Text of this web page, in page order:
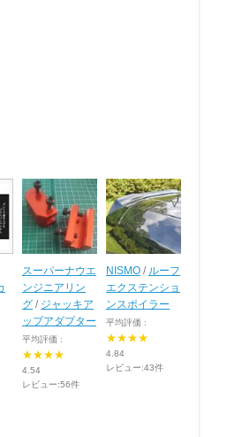
スーパーナウエ
ンジニアリン
グ / ジャッキア
ップアダプター
平均評価 :
★★★★
4.54
レビュー:56件
NISMO / ルーフ
エクステンショ
ンスポイラー
平均評価 :
★★★★
4.84
レビュー:43件